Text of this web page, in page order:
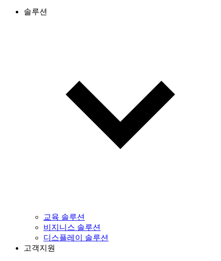
솔루션
교육 솔루션
비지니스 솔루션
디스플레이 솔루션
고객지원